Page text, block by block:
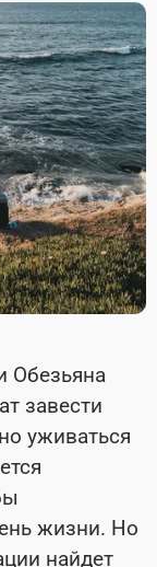
Обезьяна
завести
уживаться
жизни. Но
найдет